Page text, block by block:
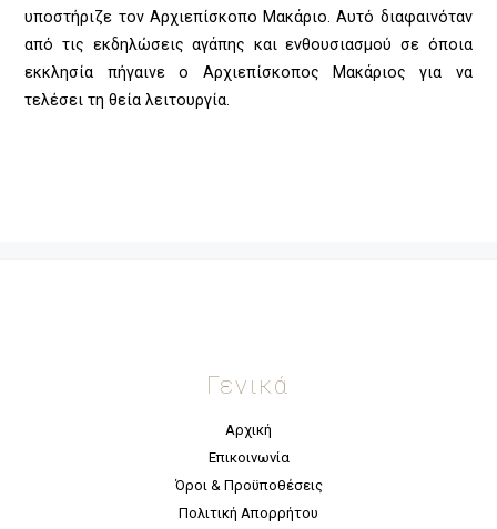
υποστήριζε τον Αρχιεπίσκοπο Μακάριο. Αυτό διαφαινόταν
από τις εκδηλώσεις αγάπης και ενθουσιασμού σε όποια
εκκλησία πήγαινε ο Αρχιεπίσκοπος Μακάριος για να
τελέσει τη θεία λειτουργία.
Γενικά
Αρχική
Επικοινωνία
Όροι & Προϋποθέσεις
Πολιτική Απορρήτου